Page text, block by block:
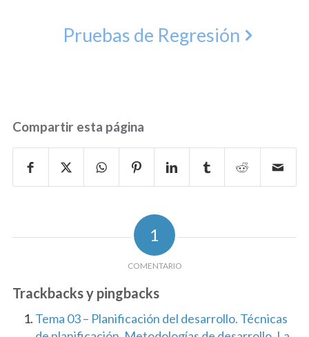
Pruebas de Regresión
Compartir esta página
1
COMENTARIO
Trackbacks y pingbacks
Tema 03 – Planificación del desarrollo. Técnicas